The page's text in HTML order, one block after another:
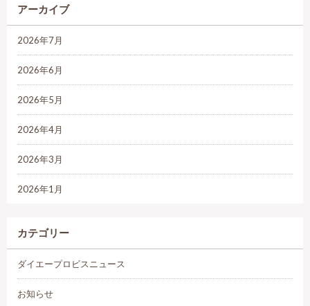
アーカイブ
2026年7月
2026年6月
2026年5月
2026年4月
2026年3月
2026年1月
カテゴリー
ダイエープロビスニュース
お知らせ